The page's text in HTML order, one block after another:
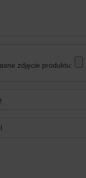
zdjęcie produktu: